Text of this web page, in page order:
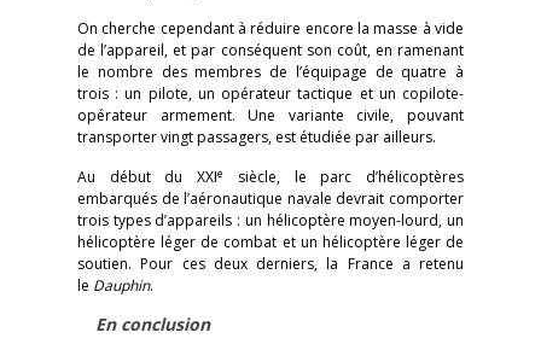
On cherche cependant à réduire encore la masse à vide
de l’appareil, et par conséquent son coût, en ramenant
le nombre des membres de l’équipage de quatre à
trois : un pilote, un opérateur tactique et un copilote-
opérateur armement. Une variante civile, pouvant
transporter vingt passagers, est étudiée par ailleurs.
Au début du XXIe
siècle, le parc d’hélicoptères
embarqués de l’aéronautique navale devrait comporter
trois types d’appareils : un hélicoptère moyen-lourd, un
hélicoptère léger de combat et un hélicoptère léger de
soutien. Pour ces deux derniers, la France a retenu
le Dauphin.
En conclusion